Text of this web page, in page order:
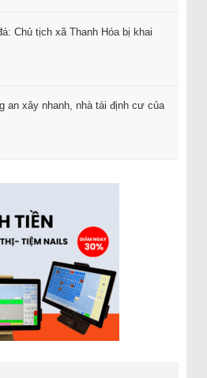
Chủ tịch xã Thanh Hóa bị khai
an xây nhanh, nhà tái định cư của